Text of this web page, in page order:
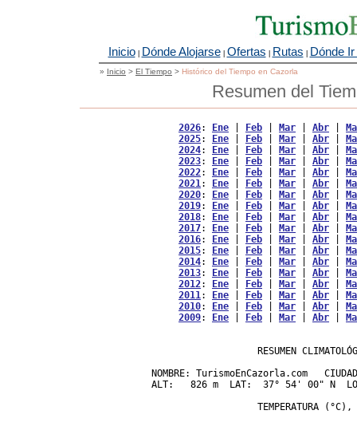
Inicio| Dónde Alojarse| Ofertas | Rutas | Dónde
» Inicio > El Tiempo > Histórico del Tiempo en Cazorla
Resumen del
2026: Ene Feb Mar Abr
2025: Ene Feb Mar Abr
2024: Ene Feb Mar Abr
2023: Ene Feb Mar Abr
2022: Ene Feb Mar Abr
2021: Ene Feb Mar Abr
2020: Ene Feb Mar Abr
2019: Ene Feb Mar Abr
2018: Ene Feb Mar Abr
2017: Ene Feb Mar Abr
2016: Ene Feb Mar Abr
2015: Ene Feb Mar Abr
2014: Ene Feb Mar Abr
2013: Ene Feb Mar Abr
2012: Ene Feb Mar Abr
2011: Ene Feb Mar Abr
2010: Ene Feb Mar Abr
2009: Ene Feb Mar Abr
RESUMEN
NOMBRE: TurismoEnCazorla.com
ALT:   826 m  LAT:  37° 54' 00" N
TEMPERATURA